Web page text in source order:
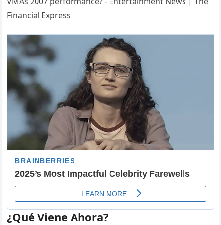
¿Qué Viene Ahora?